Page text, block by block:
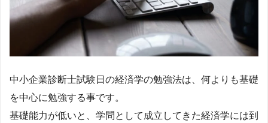
中小企業診断士試験日の経済学の勉強法は、何よりも基礎
を中心に勉強する事です。
基礎能力が低いと、学問として成立してきた経済学には到